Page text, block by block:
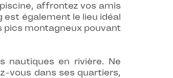
affrontez vos amis
également le lieu idéal
pics montagneux pouvant
nautiques en rivière. Ne
vous dans ses quartiers,